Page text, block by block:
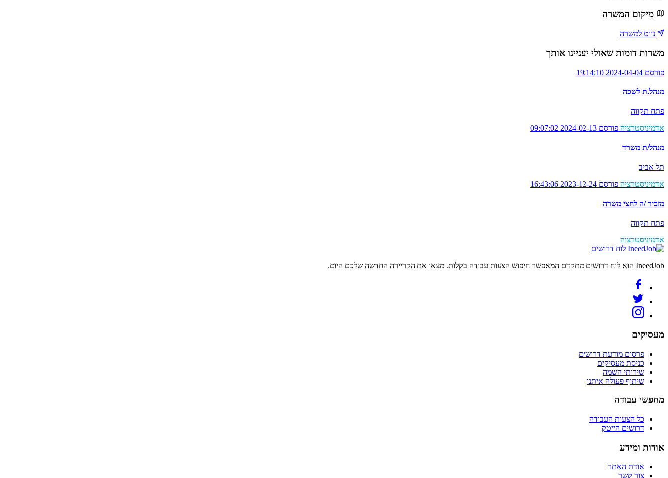
מיקום המשרה
נווט למשרה
משרות דומות שאולי יעניינו אותך
פורסם 2024-04-04 19:14:10
מנהל.ת לשכה
פתח תקווה
אדמיניסטרציה פורסם 2024-02-13 09:07:02
מנהל/ת משרד
תל אביב
אדמיניסטרציה פורסם 2023-12-24 16:43:06
מזכיר /ה לחצי משרה
פתח תקווה
אדמיניסטרציה
לוח דרושים
IneedJob הוא לוח דרושים מתקדם המאפשר חיפוש הצעות עבודה בקלות. מצאו את הקריירה החדשה שלכם היום.
מעסיקים
פרסום מודעת דרושים
כניסת מעסיקים
שירותי השמה
שיתוף פעולה איתנו
מחפשי עבודה
כל הצעות העבודה
דרושים הייטק
אודות ומידע
אודת האתר
צור קשר